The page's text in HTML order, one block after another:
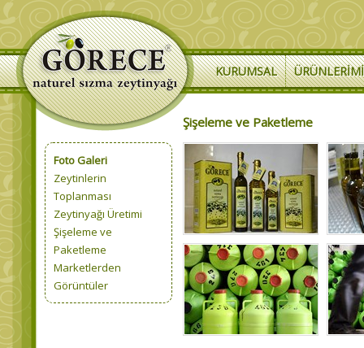
KURUMSAL
Foto Galeri
Zeytinlerin
Toplanması
Zeytinyağı Üretimi
Şişeleme ve
Paketleme
Marketlerden
Görüntüler
Şişeleme ve Paketleme